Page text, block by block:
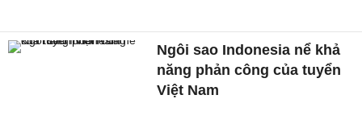
Ngôi sao Indonesia nể khả
năng phản công của tuyển
Việt Nam